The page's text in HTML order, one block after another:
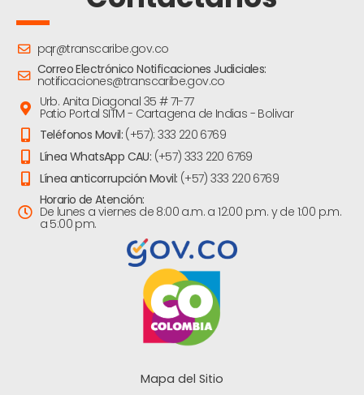
pqr@transcaribe.gov.co
Correo Electrónico Notificaciones Judiciales:
notificaciones@transcaribe.gov.co
Urb. Anita Diagonal 35 # 71-77
Patio Portal SITM - Cartagena de Indias - Bolivar
Teléfonos Movil: (+57): 333 220 6769
Línea WhatsApp CAU: (+57) 333 220 6769
Línea anticorrupción Movil: (+57) 333 220 6769
Horario de Atención:
De lunes a viernes de 8:00 a.m. a 12:00 p.m. y de 1:00 p.m.
a 5:00 pm.
Mapa del Sitio